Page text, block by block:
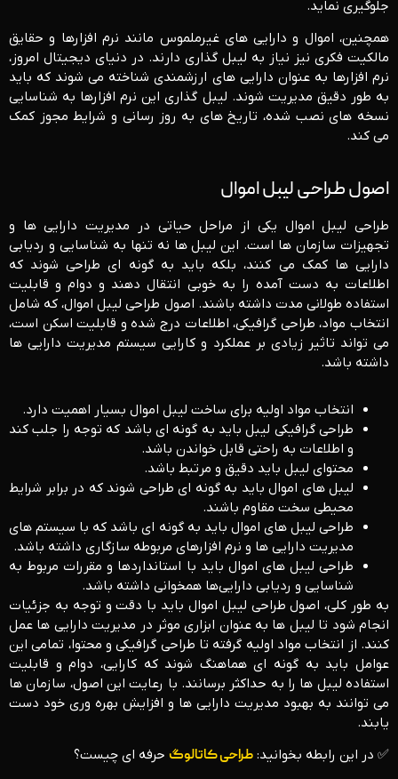
جلوگیری نماید.
همچنین، اموال و دارایی‌ های غیرملموس مانند نرم‌ افزارها و حقایق
مالکیت فکری نیز نیاز به لیبل ‌گذاری دارند. در دنیای دیجیتال امروز،
نرم ‌افزارها به عنوان دارایی ‌های ارزشمندی شناخته می‌ شوند که باید
به ‌طور دقیق مدیریت شوند. لیبل‌ گذاری این نرم ‌افزارها به شناسایی
نسخه ‌های نصب ‌شده، تاریخ ‌های به ‌روز رسانی و شرایط مجوز کمک
می ‌کند.
اصول طراحی لیبل اموال
طراحی لیبل اموال یکی از مراحل حیاتی در مدیریت دارایی ‌ها و
تجهیزات سازمان‌ ها است. این لیبل‌ ها نه تنها به شناسایی و ردیابی
دارایی‌ ها کمک می‌ کنند، بلکه باید به گونه‌ ای طراحی شوند که
اطلاعات به ‌دست ‌آمده را به‌ خوبی انتقال دهند و دوام و قابلیت
استفاده طولانی ‌مدت داشته باشند. اصول طراحی لیبل اموال، که شامل
انتخاب مواد، طراحی گرافیکی، اطلاعات درج شده و قابلیت اسکن است،
می‌ تواند تاثیر زیادی بر عملکرد و کارایی سیستم مدیریت دارایی ‌ها
داشته باشد.
انتخاب مواد اولیه برای ساخت لیبل اموال بسیار اهمیت دارد.
طراحی گرافیکی لیبل باید به گونه ‌ای باشد که توجه را جلب کند
و اطلاعات به‌ راحتی قابل خواندن باشد.
محتوای لیبل باید دقیق و مرتبط باشد.
لیبل ‌های اموال باید به گونه‌ ای طراحی شوند که در برابر شرایط
محیطی سخت مقاوم باشند.
طراحی لیبل ‌های اموال باید به گونه ‌ای باشد که با سیستم ‌های
مدیریت دارایی ‌ها و نرم‌ افزارهای مربوطه سازگاری داشته باشد.
طراحی لیبل ‌های اموال باید با استانداردها و مقررات مربوط به
شناسایی و ردیابی دارایی‌ها همخوانی داشته باشد.
به طور کلی، اصول طراحی لیبل اموال باید با دقت و توجه به جزئیات
انجام شود تا لیبل ‌ها به ‌عنوان ابزاری موثر در مدیریت دارایی ‌ها عمل
کنند. از انتخاب مواد اولیه گرفته تا طراحی گرافیکی و محتوا، تمامی این
عوامل باید به‌ گونه ‌ای هماهنگ شوند که کارایی، دوام و قابلیت
استفاده لیبل ‌ها را به حداکثر برسانند. با رعایت این اصول، سازمان‌ ها
می ‌توانند به بهبود مدیریت دارایی ‌ها و افزایش بهره ‌وری خود دست
یابند.
✅ در این رابطه بخوانید: طراحی کاتالوگ حرفه ای چیست؟